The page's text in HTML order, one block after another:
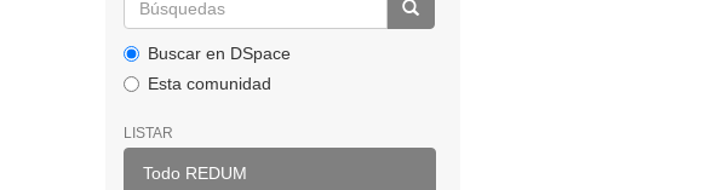
Buscar en DSpace
Esta comunidad
LISTAR
Todo REDUM